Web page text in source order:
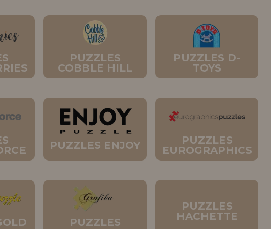
PUZZLES
COBBLE HILL
PUZZLES D-
TOYS
PUZZLES ENJOY
PUZZLES
EUROGRAPHICS
PUZZLES
PUZZLES
HACHETTE